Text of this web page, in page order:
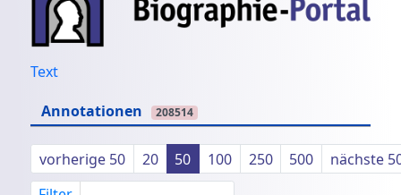
Text
Annotationen
208514
vorherige 50 20 50 100 250 500
nächste